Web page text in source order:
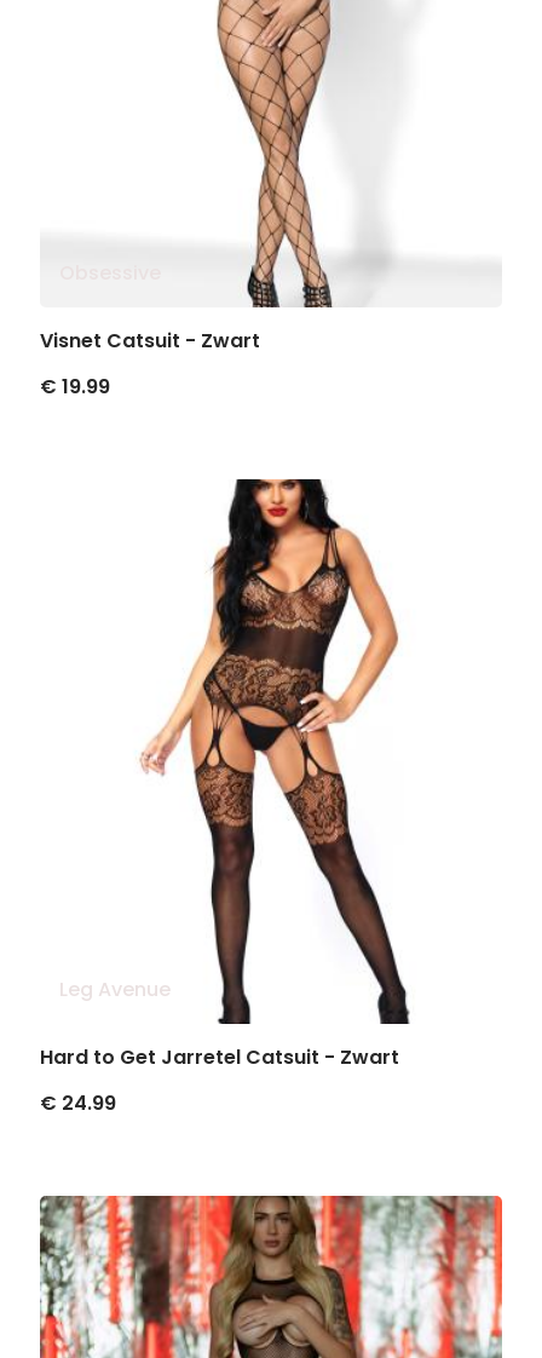
Visnet Catsuit - Zwart
€ 19.99
Leg Avenue
Hard to Get Jarretel Catsuit - Zwart
€ 24.99